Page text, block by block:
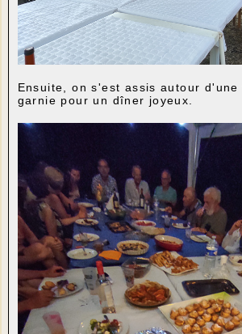
Ensuite, on s'est assis autour d'une
garnie pour un dîner joyeux.